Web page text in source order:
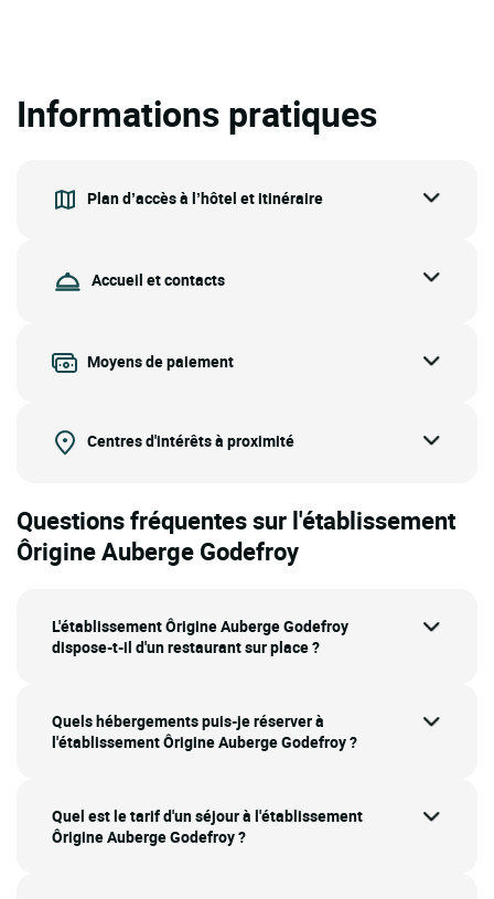
Informations pratiques
Plan d’accès à l’hôtel et itinéraire
Accueil et contacts
Moyens de paiement
Centres d'intérêts à proximité
Questions fréquentes sur l'établissement
Ôrigine Auberge Godefroy
L'établissement Ôrigine Auberge Godefroy
dispose-t-il d'un restaurant sur place ?
Quels hébergements puis-je réserver à
l'établissement Ôrigine Auberge Godefroy ?
Quel est le tarif d'un séjour à l'établissement
Ôrigine Auberge Godefroy ?